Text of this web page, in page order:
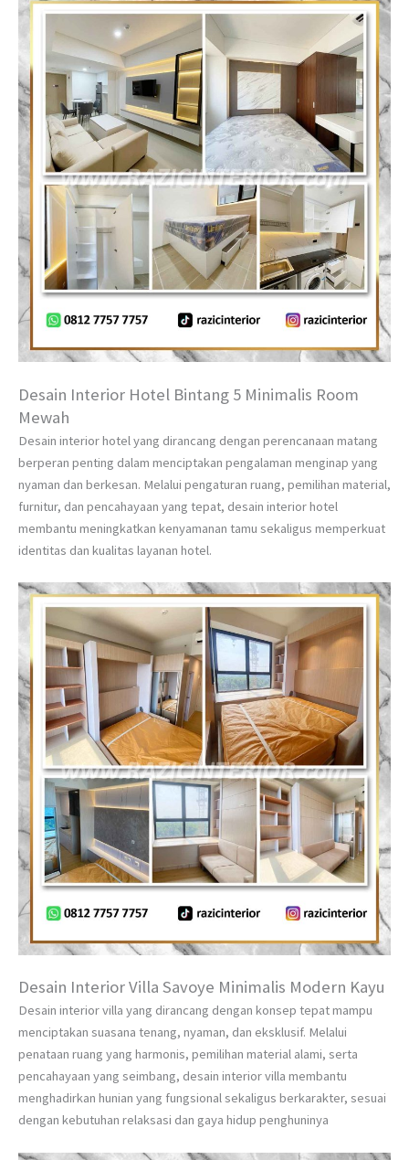
Desain Interior Hotel Bintang 5 Minimalis Room
Mewah
Desain interior hotel yang dirancang dengan perencanaan matang
berperan penting dalam menciptakan pengalaman menginap yang
nyaman dan berkesan. Melalui pengaturan ruang, pemilihan material,
furnitur, dan pencahayaan yang tepat, desain interior hotel
membantu meningkatkan kenyamanan tamu sekaligus memperkuat
identitas dan kualitas layanan hotel.
Desain Interior Villa Savoye Minimalis Modern Kayu
Desain interior villa yang dirancang dengan konsep tepat mampu
menciptakan suasana tenang, nyaman, dan eksklusif. Melalui
penataan ruang yang harmonis, pemilihan material alami, serta
pencahayaan yang seimbang, desain interior villa membantu
menghadirkan hunian yang fungsional sekaligus berkarakter, sesuai
dengan kebutuhan relaksasi dan gaya hidup penghuninya